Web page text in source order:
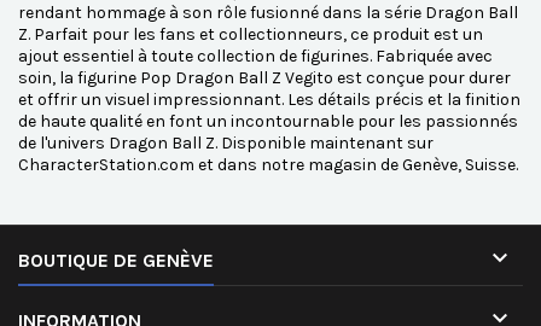
rendant hommage à son rôle fusionné dans la série Dragon Ball
Z. Parfait pour les fans et collectionneurs, ce produit est un
ajout essentiel à toute collection de figurines. Fabriquée avec
soin, la figurine Pop Dragon Ball Z Vegito est conçue pour durer
et offrir un visuel impressionnant. Les détails précis et la finition
de haute qualité en font un incontournable pour les passionnés
de l'univers Dragon Ball Z. Disponible maintenant sur
CharacterStation.com et dans notre magasin de Genève, Suisse.
BOUTIQUE DE GENÈVE 
INFORMATION 